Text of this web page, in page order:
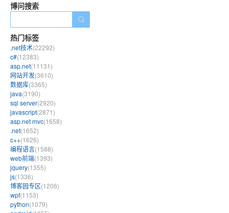
博问搜索
热门标签
.net技术(22292)
c#(12383)
asp.net(11131)
网站开发(3610)
数据库(3365)
java(3190)
sql server(2920)
javascript(2871)
asp.net mvc(1658)
.net(1652)
c++(1626)
编程语言(1588)
web前端(1393)
jquery(1355)
js(1336)
博客园专区(1206)
wpf(1153)
python(1079)